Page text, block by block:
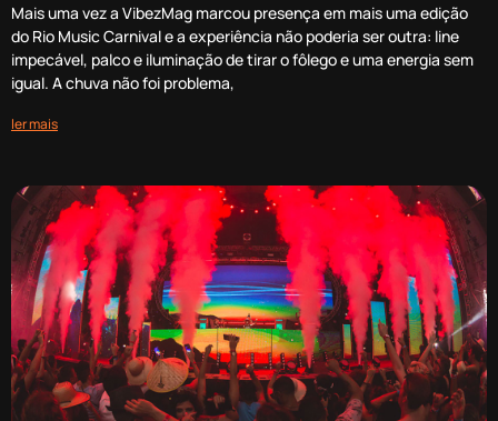
Mais uma vez a VibezMag marcou presença em mais uma edição
do Rio Music Carnival e a experiência não poderia ser outra: line
impecável, palco e iluminação de tirar o fôlego e uma energia sem
igual. A chuva não foi problema,
ler mais